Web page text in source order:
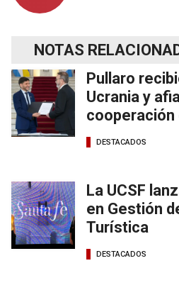
NOTAS
Pullaro
Ucrania y
cooperación
DESTACADOS
La UCSF
en Gestión
Turística
DESTACADOS